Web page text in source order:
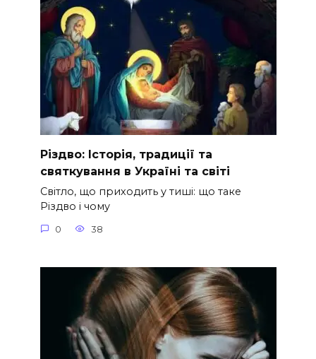
Різдво: Історія, традиції та
святкування в Україні та світі
Світло, що приходить у тиші: що таке
Різдво і чому
0 38